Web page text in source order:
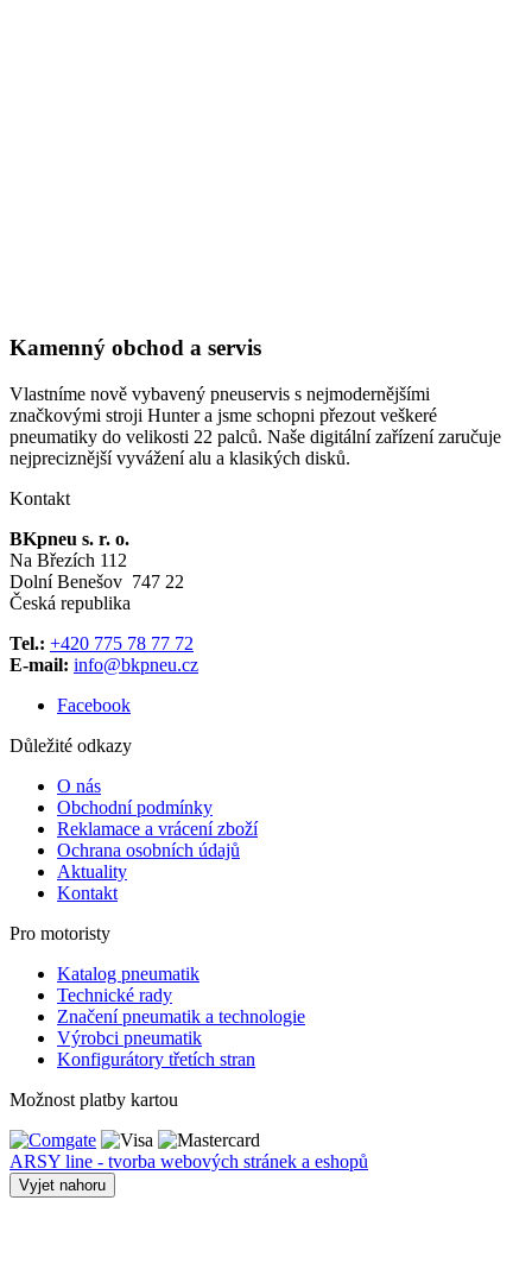
Kamenný obchod a servis
Vlastníme nově vybavený pneuservis s nejmodernějšími
značkovými stroji Hunter a jsme schopni přezout veškeré
pneumatiky do velikosti 22 palců. Naše digitální zařízení zaručuje
nejpreciznější vyvážení alu a klasikých disků.
Kontakt
BKpneu s. r. o.
Na Březích 112
Dolní Benešov 747 22
Česká republika
Tel.: +420 775 78 77 72
E-mail: info@bkpneu.cz
Facebook
Důležité odkazy
O nás
Obchodní podmínky
Reklamace a vrácení zboží
Ochrana osobních údajů
Aktuality
Kontakt
Pro motoristy
Katalog pneumatik
Technické rady
Značení pneumatik a technologie
Výrobci pneumatik
Konfigurátory třetích stran
Možnost platby kartou
ARSY line - tvorba webových stránek a eshopů
Vyjet nahoru